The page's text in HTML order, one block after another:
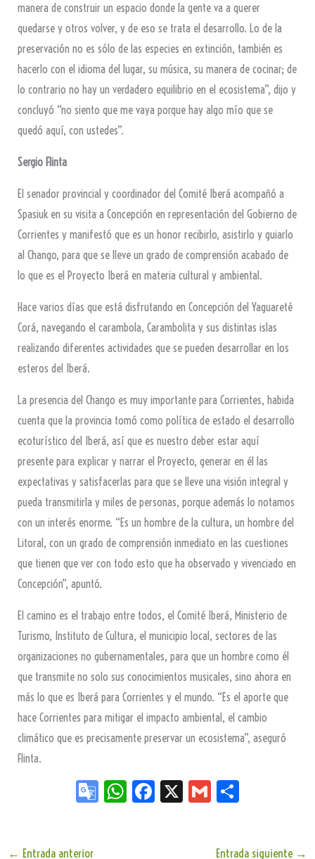
manera de construir un espacio donde la gente va a querer
quedarse y otros volver, y de eso se trata el desarrollo. Lo de la
preservación no es sólo de las especies en extinción, también es
hacerlo con el idioma del lugar, su música, su manera de cocinar; de
lo contrario no hay un verdadero equilibrio en el ecosistema”, dijo y
concluyó “no siento que me vaya porque hay algo mío que se
quedó aquí, con ustedes”.
Sergio Flinta
El senador provincial y coordinador del Comité Iberá acompañó a
Spasiuk en su visita a Concepción en representación del Gobierno de
Corrientes y manifestó que es un honor recibirlo, asistirlo y guiarlo
al Chango, para que se lleve un grado de comprensión acabado de
lo que es el Proyecto Iberá en materia cultural y ambiental.
Hace varios días que está disfrutando en Concepción del Yaguareté
Corá, navegando el carambola, Carambolita y sus distintas islas
realizando diferentes actividades que se pueden desarrollar en los
esteros del Iberá.
La presencia del Chango es muy importante para Corrientes, habida
cuenta que la provincia tomó como política de estado el desarrollo
ecoturístico del Iberá, así que es nuestro deber estar aquí
presente para explicar y narrar el Proyecto, generar en él las
expectativas y satisfacerlas para que se lleve una visión integral y
pueda transmitirla y miles de personas, porque además lo notamos
con un interés enorme. “Es un hombre de la cultura, un hombre del
Litoral, con un grado de comprensión inmediato en las cuestiones
que tienen que ver con todo esto que ha observado y vivenciado en
Concepción”, apuntó.
El camino es el trabajo entre todos, el Comité Iberá, Ministerio de
Turismo, Instituto de Cultura, el municipio local, sectores de las
organizaciones no gubernamentales, para que un hombre como él
que transmite no solo sus conocimientos musicales, sino ahora en
más lo que es Iberá para Corrientes y el mundo. “Es el aporte que
hace Corrientes para mitigar el impacto ambiental, el cambio
climático que es precisamente preservar un ecosistema”, aseguró
Flinta.
Go W
Fa
X
G
← Entrada anterior Entrada siguiente →